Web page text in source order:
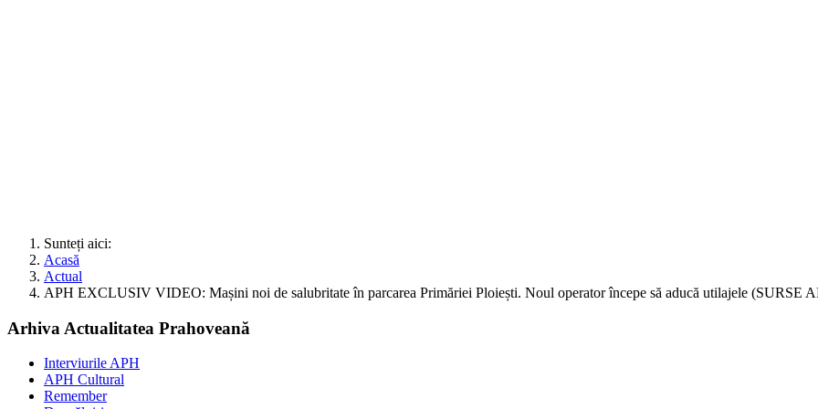
Sunteți aici:
Acasă
Actual
APH EXCLUSIV VIDEO: Mașini noi de salubritate în parcarea Primăriei Ploiești. Noul operator începe să aducă utilajele (SURSE
Arhiva Actualitatea Prahoveană
Interviurile APH
APH Cultural
Remember